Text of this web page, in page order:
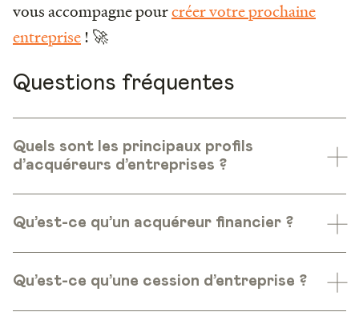
vous accompagne pourcréer votre prochaine
entreprise! 🚀
Questions fréquentes
Quels sont les principaux profils
d’acquéreurs d’entreprises ?
Qu’est-ce qu’un acquéreur financier ?
Qu’est-ce qu’une cession d’entreprise ?